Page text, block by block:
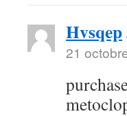
Hvsqep
21